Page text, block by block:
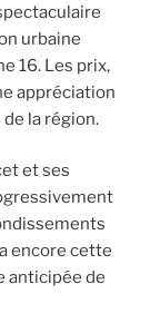
urbaine
16. Les prix,
appréciation
la région.
et ses
encore cette
anticipée de